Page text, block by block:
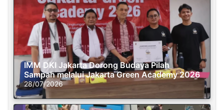
IMM DKI Jakarta Dorong Budaya Pilah
Sampah melalui Jakarta Green Academy 2026
28/07/2026